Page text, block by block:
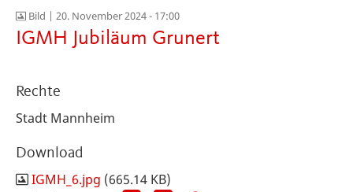
Bild | 20. November 2024 - 17:00
IGMH Jubiläum Grunert
Rechte
Stadt Mannheim
Download
IGMH_6.jpg (665.14 KB)